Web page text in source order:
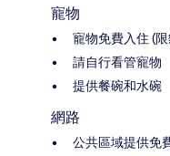
寵物
寵物免費入住 (
請自行看管寵物
提供餐碗和水碗
網路
公共區域提供免